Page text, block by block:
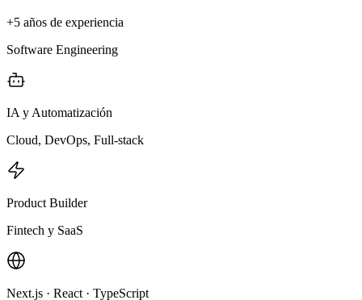
+5 años de experiencia
Software Engineering
IA y Automatización
Cloud, DevOps, Full-stack
Product Builder
Fintech y SaaS
Next.js · React · TypeScript